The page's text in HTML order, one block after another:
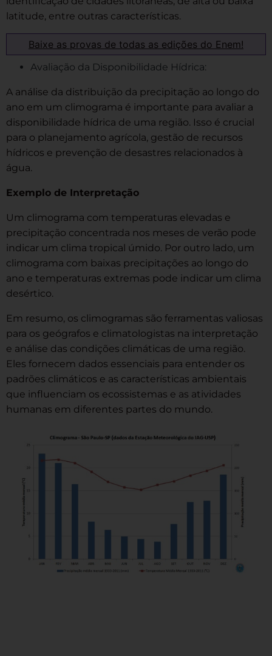
latitude, entre outras características.
Baixe as provas de todas as edições do Enem!
Avaliação da Disponibilidade Hídrica:
A análise da distribuição da precipitação ao longo do
ano em um climograma é importante para avaliar a
disponibilidade hídrica de uma região. Isso é crucial
para o planejamento agrícola, gestão de recursos
hídricos e prevenção de desastres relacionados à
água.
Exemplo de Interpretação
Um climograma com temperaturas elevadas e
precipitação concentrada nos meses de verão pode
indicar um clima tropical úmido. Por outro lado, um
climograma com baixas precipitações ao longo do
ano e temperaturas extremas pode indicar um clima
desértico.
Em resumo, os climogramas são ferramentas valiosas
para os geógrafos e climatologistas na interpretação
e análise das condições climáticas de uma região.
Eles fornecem dados essenciais para entender os
padrões climáticos e as características ambientais
que influenciam os ecossistemas e as atividades
humanas em diferentes partes do mundo.